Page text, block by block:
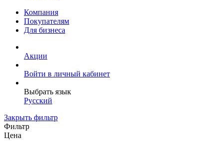
Компания
Покупателям
Для бизнеса
Акции
Войти в личный кабинет
Выбрать язык
Русский
Закрыть фильтр
Фильтр
Цена